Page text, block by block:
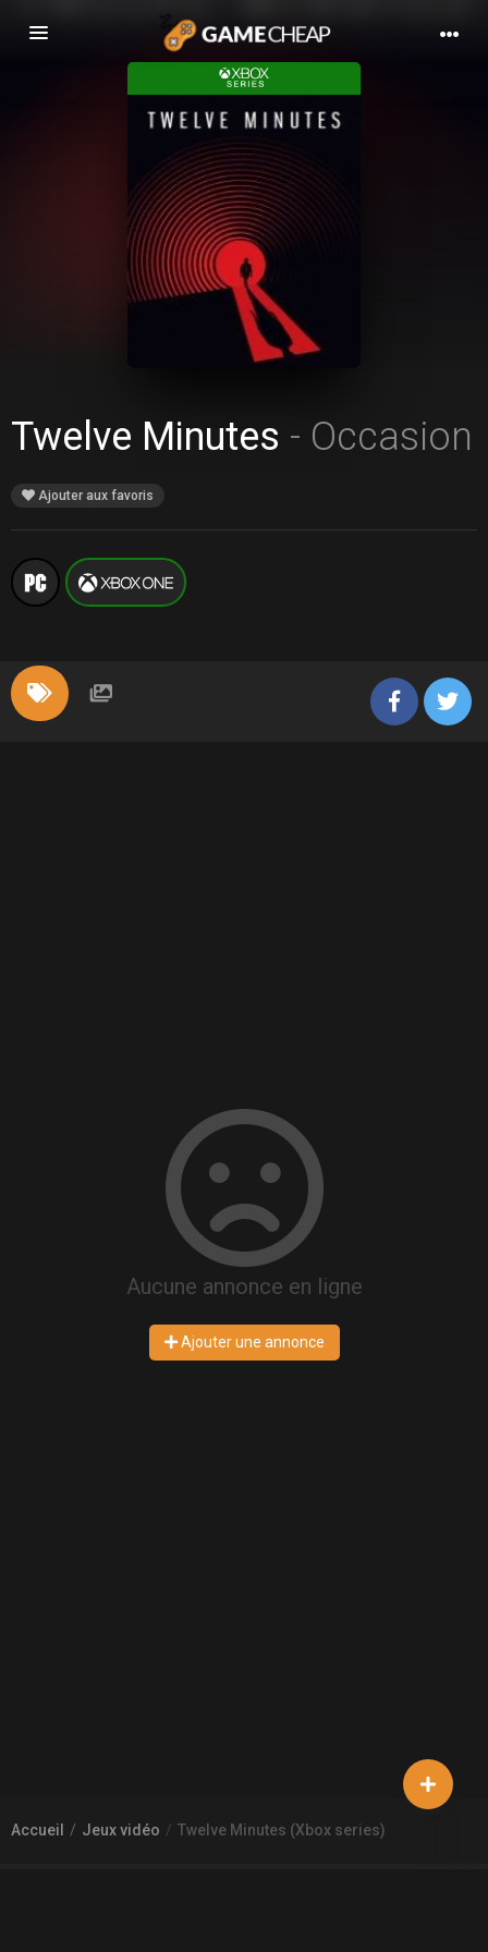
Basculer
Twelve Minutes - Occasion
Ajouter aux favoris
Aucune annonce en ligne
Ajouter une annonce
Accueil Jeux vidéo Twelve Minutes (Xbox series)